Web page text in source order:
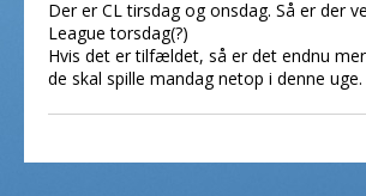
Der er CL tirsdag og onsdag. Så er der
League torsdag(?)
Hvis det er tilfældet, så er det endnu
de skal spille mandag netop i denne uge.